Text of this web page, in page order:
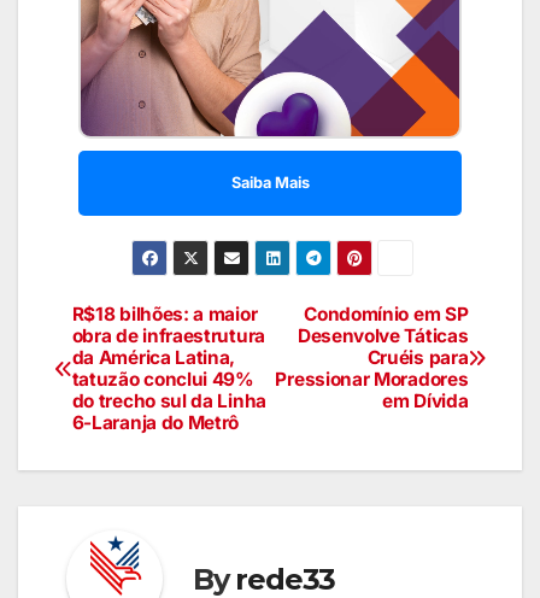
Saiba Mais
Condomínio em SP
Desenvolve Táticas
Cruéis para
Pressionar Moradores
em Dívida
R$18 bilhões: a maior
obra de infraestrutura
da América Latina,
tatuzão conclui 49%
do trecho sul da Linha
6-Laranja do Metrô
Byrede33